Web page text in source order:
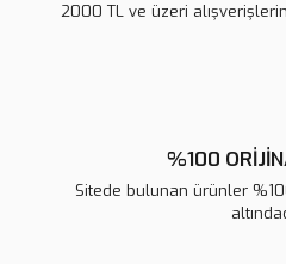
2000 TL ve üzeri
%100
Sitede bulunan ürünler